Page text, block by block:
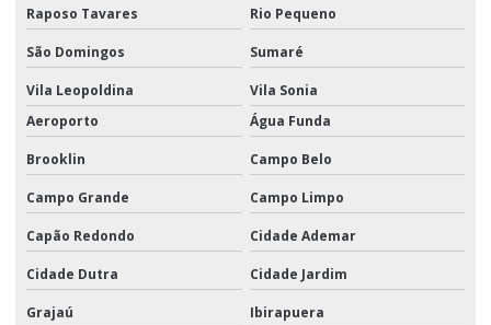
Movimentação e armazenagem de materiais logística
Movimentação de materiais
Movimentação de materiais logística
Movimentação de materiais e produtos
Operador Logístico Promocional
Positivação de pdv
Raposo Tavares Rio Pequeno
São Domingos Sumaré
Vila Leopoldina
Vila Sonia
Aeroporto
Água Funda
Brooklin Campo Belo
Campo Grande Campo Limpo
Capão Redondo Cidade Ademar
Cidade Dutra Cidade Jardim
Grajaú Ibirapuera